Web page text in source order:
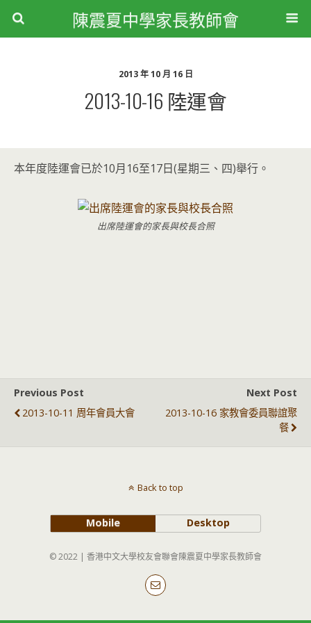
陳震夏中學家長教師會
2013 年 10 月 16 日
2013-10-16 陸運會
本年度陸運會已於10月16至17日(星期三、四)舉行。
出席陸運會的家長與校長合照
Previous Post
2013-10-11 周年會員大會
Next Post
2013-10-16 家教會委員聯誼聚
餐
Back to top
Mobile Desktop
© 2022 | 香港中文大學校友會聯會陳震夏中學家長教師會